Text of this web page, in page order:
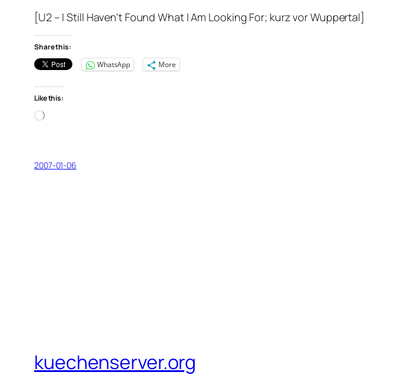
[U2 – I Still Haven’t Found What I Am Looking For; kurz vor Wuppertal]
Share this:
WhatsApp
More
Like this:
Loading…
2007-01-06
kuechenserver.org